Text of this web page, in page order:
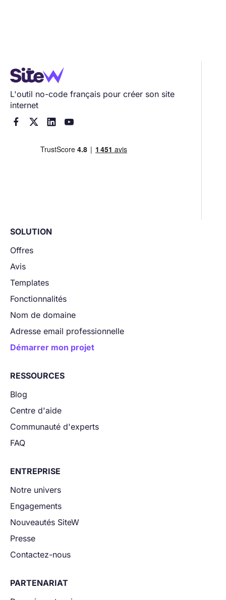
L'outil no-code français pour créer son site
internet
   
SOLUTION
Offres
Avis
Templates
Fonctionnalités
Nom de domaine
Adresse email professionnelle
Démarrer mon projet
RESSOURCES
Blog
Centre d'aide
Communauté d'experts
FAQ
ENTREPRISE
Notre univers
Engagements
Nouveautés SiteW
Presse
Contactez-nous
PARTENARIAT